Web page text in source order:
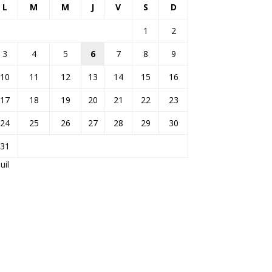
L M M J V S D
1
2
3
4 5 6 7 8
9
10
11 12 13 14 15
16
17
18 19 20 21 22
23
24
25 26 27 28 29
30
31